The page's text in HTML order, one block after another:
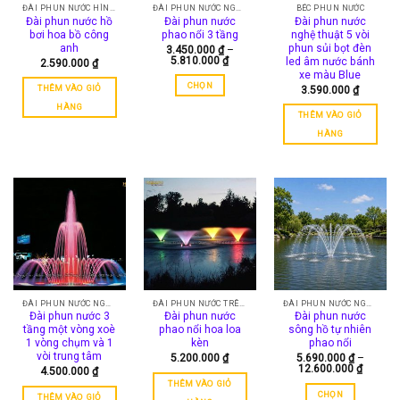
thể
được
chọn
trên
trang
sản
phẩm
có
thể
được
chọn
trên
trang
sản
ĐÀI PHUN NƯỚC HÌNH VUÔNG
Đài phun nước hồ
bơi hoa bồ công
anh
2.590.000₫
THÊM VÀO GIỎ
HÀNG
ĐÀI PHUN NƯỚC NGHỆ THUẬT
Đài phun nước
phao nổi 3 tầng
3.450.000 ₫ –
5.810.000₫Khoảng
giá:
CHỌN
thể.
tùy
chọn
có
thể
được
chọn
trên
trang
sản
BÉC PHUN NƯỚC
Đài phun nước
nghệ thuật 5 vòi
phun sủi bọt đèn
led âm nước bánh
xe màu Blue
3.590.000₫
THÊM VÀO GIỎ
HÀNG
Đài phun nước 3
tầng một vòng xoè
1 vòng chụm và 1
vòi trung tâm
4.500.000₫
THÊM VÀO GIỎ
Đài phun nước
phao nổi hoa loa
kèn
5.200.000₫
THÊM VÀO GIỎ
Đài phun nước
sông hồ tự nhiên
phao nổi
5.690.000 ₫ –
12.600.000 ₫Khoảng
CHỌN